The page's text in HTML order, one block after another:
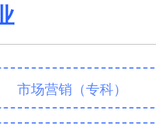
市场营销（专科）